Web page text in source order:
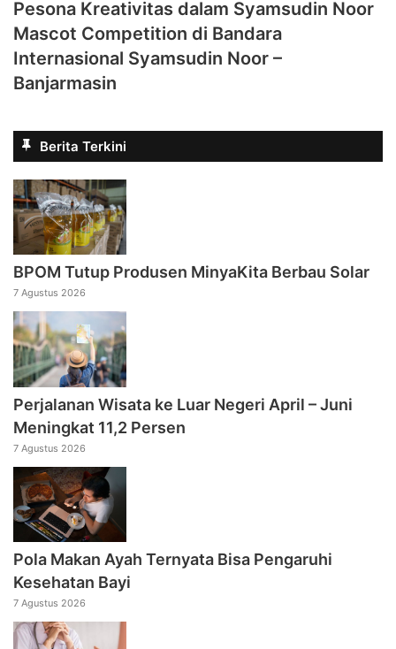
Pesona Kreativitas dalam Syamsudin Noor
Mascot Competition di Bandara
Internasional Syamsudin Noor –
Banjarmasin
Berita Terkini
BPOM Tutup Produsen MinyaKita Berbau Solar
7 Agustus 2026
Perjalanan Wisata ke Luar Negeri April – Juni
Meningkat 11,2 Persen
7 Agustus 2026
Pola Makan Ayah Ternyata Bisa Pengaruhi
Kesehatan Bayi
7 Agustus 2026